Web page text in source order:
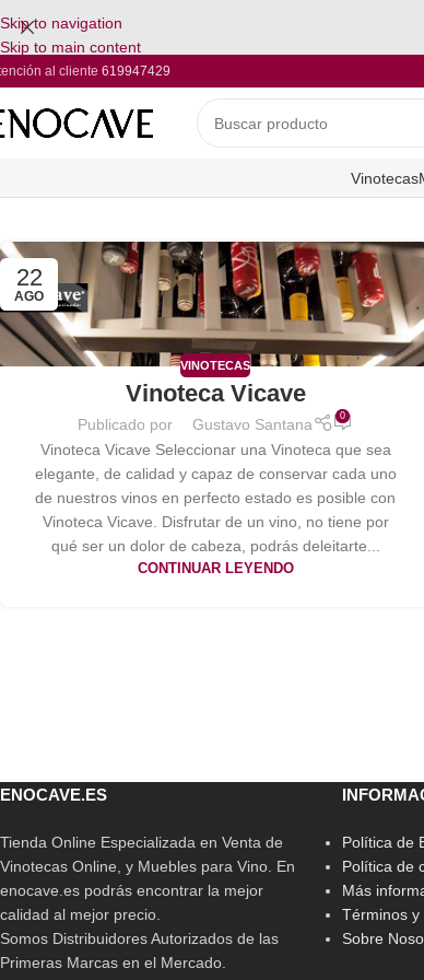
Skip to navigation
Skip to main content
al cliente 619947429
Vinotecas
22
AGO
VINOTECAS
Vinoteca Vicave
Publicado por Gustavo Santana 0
Vinoteca Vicave Seleccionar una Vinoteca que sea
elegante, de calidad y capaz de conservar cada uno
de nuestros vinos en perfecto estado es posible con
Vinoteca Vicave. Disfrutar de un vino, no tiene por
qué ser un dolor de cabeza, podrás deleitarte...
CONTINUAR LEYENDO
ENOCAVE.ES
Tienda Online Especializada en Venta de
Vinotecas Online, y Muebles para Vino. En
enocave.es podrás encontrar la mejor
calidad al mejor precio.
Somos Distribuidores Autorizados de las
Primeras Marcas en el Mercado.
Política de
Política de
Más
Términos y
Sobre